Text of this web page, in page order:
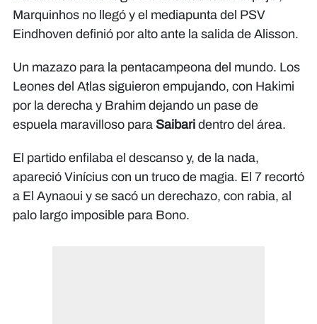
Marquinhos no llegó y el mediapunta del PSV
Eindhoven definió por alto ante la salida de Alisson.
Un mazazo para la pentacampeona del mundo. Los
Leones del Atlas siguieron empujando, con Hakimi
por la derecha y Brahim dejando un pase de
espuela maravilloso para Saibari dentro del área.
El partido enfilaba el descanso y, de la nada,
apareció Vinícius con un truco de magia. El 7 recortó
a El Aynaoui y se sacó un derechazo, con rabia, al
palo largo imposible para Bono.